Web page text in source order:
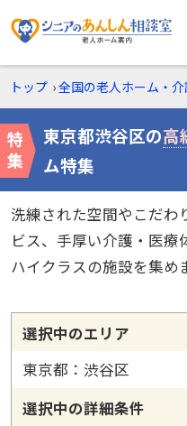
トップ ›全国の老人ホーム・
東京都渋谷区の高
ム特集
洗練された空間やこだわ
ビス、手厚い介護・医療
ハイクラスの施設を集め
選択中のエリア
東京都：渋谷区
選択中の詳細条件